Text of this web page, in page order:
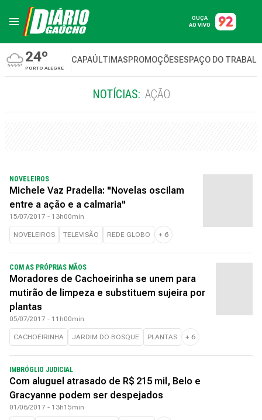
OUÇA
AO VIVO
24º
PORTO ALEGRE
CAPAÚLTIMASPROMOÇÕESESPAÇO DO
NOTÍCIAS: AÇÃO
NOVELEIROS
Michele Vaz Pradella: "Novelas oscilam
entre a ação e a calmaria"
15/07/2017 - 13h00min
NOVELEIROS TELEVISÃO REDE GLOBO + 6
COM AS PRÓPRIAS MÃOS
Moradores de Cachoeirinha se unem para
mutirão de limpeza e substituem sujeira por
plantas
05/07/2017 - 11h00min
CACHOEIRINHA JARDIM DO BOSQUE PLANTAS + 6
IMBRÓGLIO JUDICIAL
Com aluguel atrasado de R$ 215 mil, Belo e
Gracyanne podem ser despejados
01/06/2017 - 13h15min